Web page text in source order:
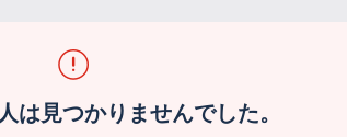
は見つかりませんでした。